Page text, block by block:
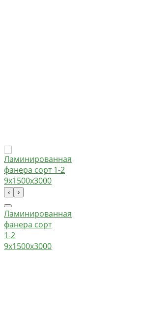
‹ ›
Ламинированная
фанера сорт
1-2
9х1500х3000